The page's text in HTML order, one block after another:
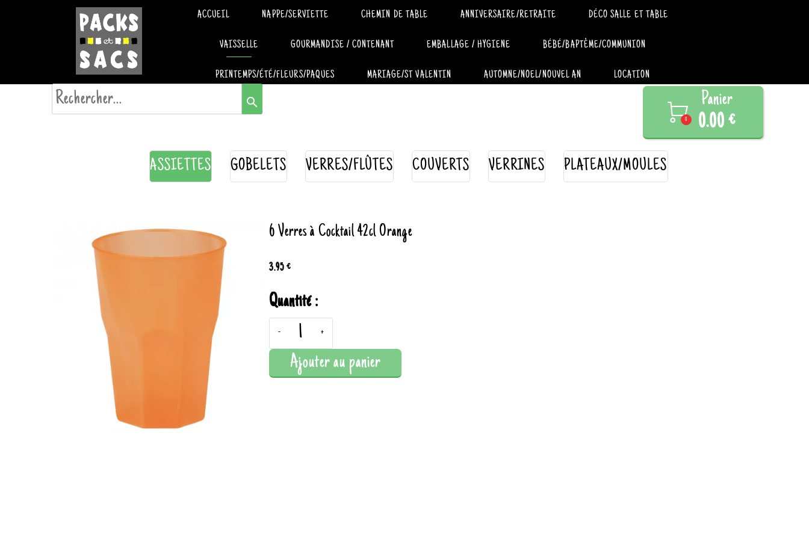
ACCUEIL NAPPE/SERVIETTE CHEMIN DE TABLE ANNIVERSAIRE/RETRAITE DÉCO SALLE ET TABLE
VAISSELLE GOURMANDISE / CONTENANT EMBALLAGE / HYGIENE BÉBÉ/BAPTÊME/COMMUNION
PRINTEMPS/ÉTÉ/FLEURS/PAQUES MARIAGE/ST VALENTIN AUTOMNE/NOEL/NOUVEL AN LOCATION
search 
0
Panier
0.00 €
ASSIETTES GOBELETS VERRES/FLÛTES COUVERTS VERRINES PLATEAUX/MOULES
6 Verres à Cocktail 42cl Orange
3.95 €
Quantité :
- +
Ajouter au panier